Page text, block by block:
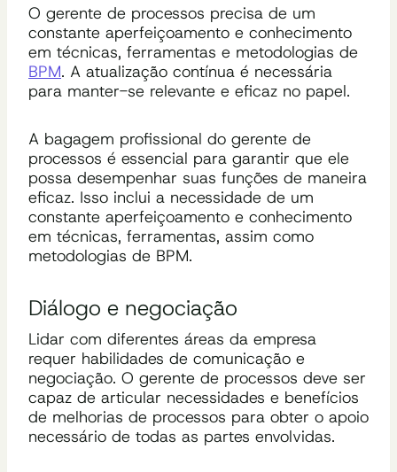
O gerente de processos precisa de um
constante aperfeiçoamento e conhecimento
em técnicas, ferramentas e metodologias de
BPM. A atualização contínua é necessária
para manter-se relevante e eficaz no papel.
A bagagem profissional do gerente de
processos é essencial para garantir que ele
possa desempenhar suas funções de maneira
eficaz. Isso inclui a necessidade de um
constante aperfeiçoamento e conhecimento
em técnicas, ferramentas, assim como
metodologias de BPM.
Diálogo e negociação
Lidar com diferentes áreas da empresa
requer habilidades de comunicação e
negociação. O gerente de processos deve ser
capaz de articular necessidades e benefícios
de melhorias de processos para obter o apoio
necessário de todas as partes envolvidas.